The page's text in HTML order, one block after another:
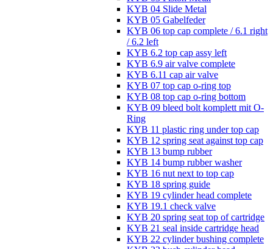
KYB 04 Slide Metal
KYB 05 Gabelfeder
KYB 06 top cap complete / 6.1 right
/ 6.2 left
KYB 6.2 top cap assy left
KYB 6.9 air valve complete
KYB 6.11 cap air valve
KYB 07 top cap o-ring top
KYB 08 top cap o-ring bottom
KYB 09 bleed bolt komplett mit O-
Ring
KYB 11 plastic ring under top cap
KYB 12 spring seat against top cap
KYB 13 bump rubber
KYB 14 bump rubber washer
KYB 16 nut next to top cap
KYB 18 spring guide
KYB 19 cylinder head complete
KYB 19.1 check valve
KYB 20 spring seat top of cartridge
KYB 21 seal inside cartridge head
KYB 22 cylinder bushing complete